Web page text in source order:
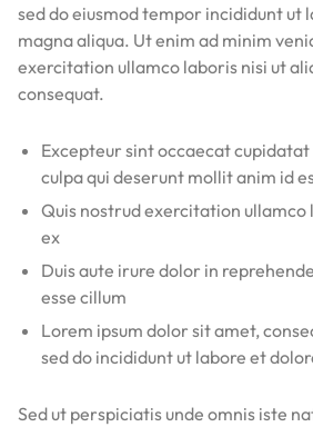
sed do eiusmod tempor incididunt ut
magna aliqua. Ut enim ad minim
exercitation ullamco laboris nisi ut
consequat.
Excepteur sint occaecat
culpa qui deserunt mollit anim id
Quis nostrud exercitation ullamco
ex
Duis aute irure dolor in
esse cillum
Lorem ipsum dolor sit amet,
sed do incididunt ut labore et
Sed ut perspiciatis unde omnis iste